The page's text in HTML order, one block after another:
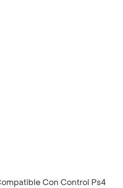
Con Control Ps4